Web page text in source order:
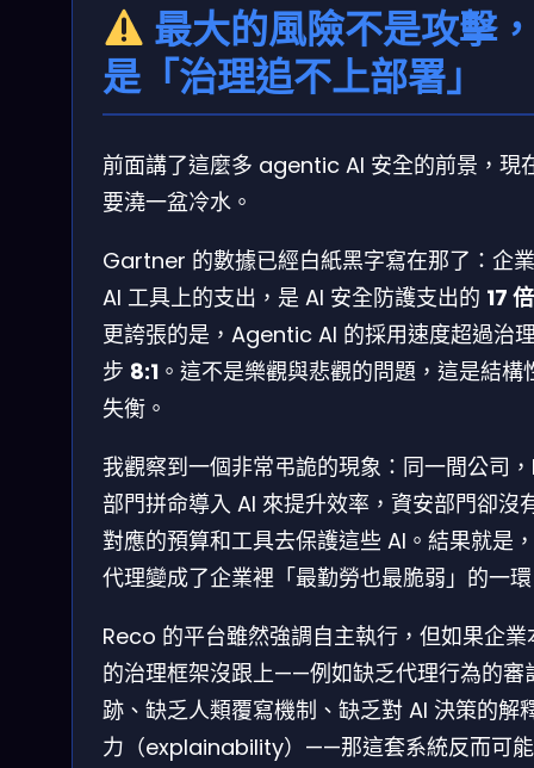
最大的風險不是攻擊
是「治理追不上部署」
前面講了這麼多 agentic AI 安全的前景，現
要澆一盆冷水。
Gartner 的數據已經白紙黑字寫在那了：企
AI 工具上的支出，是 AI 安全防護支出的 17 倍
更誇張的是，Agentic AI 的採用速度超過治
步 8:1 。這不是樂觀與悲觀的問題，這是結構
失衡。
我觀察到一個非常弔詭的現象：同一間公司
部門拼命導入 AI 來提升效率，資安部門卻沒
對應的預算和工具去保護這些 AI。結果就是
代理變成了企業裡「最勤勞也最脆弱」的一
Reco 的平台雖然強調自主執行，但如果企業
的治理框架沒跟上——例如缺乏代理行為的審
跡、缺乏人類覆寫機制、缺乏對 AI 決策的解
力（explainability）——那這套系統反而可